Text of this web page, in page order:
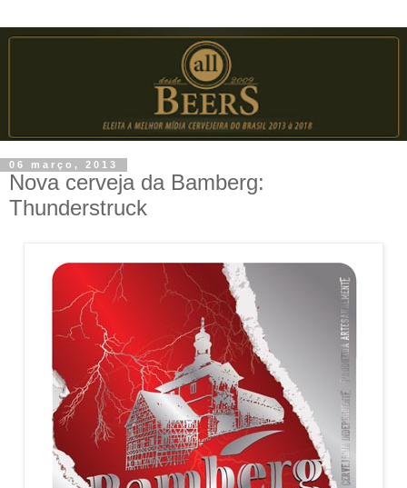
06 março, 2013
Nova cerveja da Bamberg:
Thunderstruck